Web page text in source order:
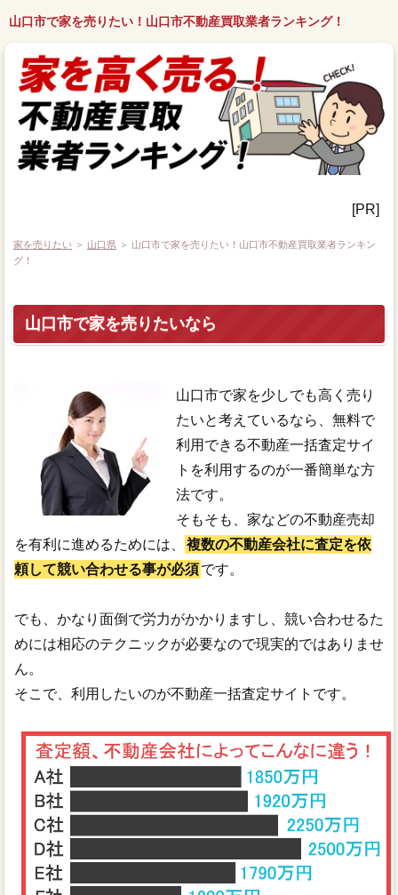
山口市で家を売りたい！山口市不動産買取業者ランキング！
[PR]
家を売りたい ＞ 山口県 ＞ 山口市で家を売りたい！山口市不動産買取業者ランキン
グ！
山口市で家を売りたいなら
山口市で家を少しでも高く売り
たいと考えているなら、無料で
利用できる不動産一括査定サイ
トを利用するのが一番簡単な方
法です。
そもそも、家などの不動産売却
を有利に進めるためには、
複数の不動産会社に査定を依
頼して競い合わせる事が必須です。
でも、かなり面倒で労力がかかりますし、競い合わせるた
めには相応のテクニックが必要なので現実的ではありませ
ん。
そこで、利用したいのが不動産一括査定サイトです。